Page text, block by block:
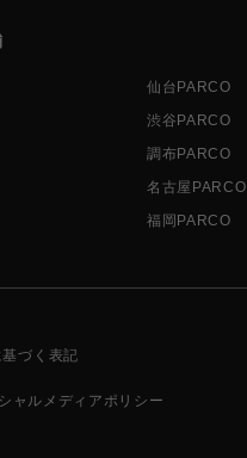
仙台PARCO
渋谷PARCO
調布PARCO
名古屋PARCO
福岡PARCO
づく表記
ャルメディアポリシー